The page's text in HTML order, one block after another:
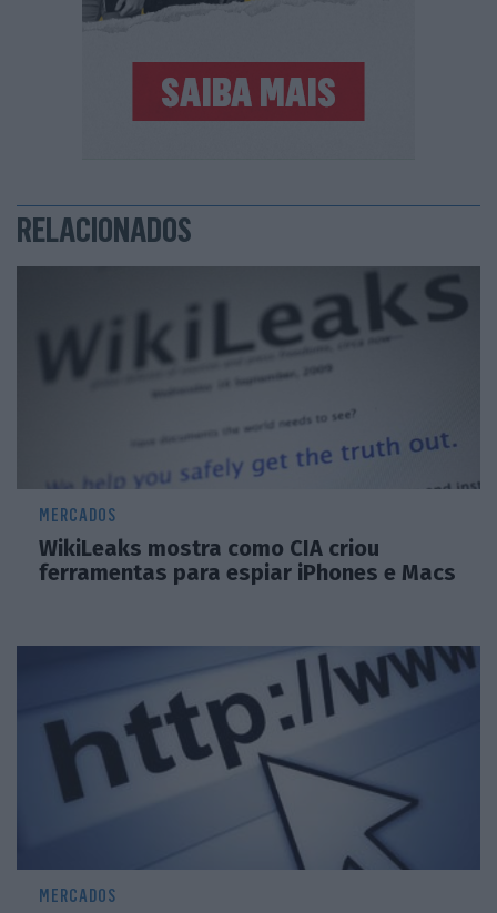
RELACIONADOS
MERCADOS
WikiLeaks mostra como CIA criou
ferramentas para espiar iPhones e Macs
MERCADOS